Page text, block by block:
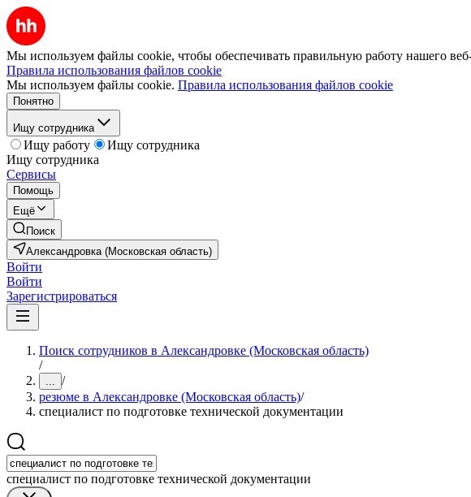
Мы используем файлы cookie, чтобы обеспечивать правильную работу нашего
Правила использования файлов cookie
Мы используем файлы cookie. Правила использования файлов cookie
Понятно
Ищу сотрудника
Ищу работу
Ищу сотрудника
Ищу сотрудника
Сервисы
Помощь
Ещё
Поиск
Александровка (Московская область)
Войти
Войти
Зарегистрироваться
Поиск сотрудников в Александровке (Московская область)
/
... /
резюме в Александровке (Московская область)/
специалист по подготовке технической документации
специалист по подготовке технической документации